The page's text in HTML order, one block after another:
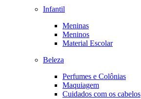
Infantil
Meninas
Meninos
Material Escolar
Beleza
Perfumes e Colônias
Maquiagem
Cuidados com os cabelos